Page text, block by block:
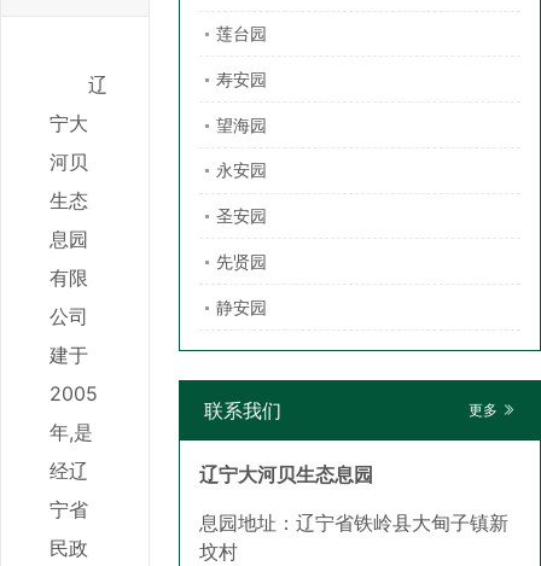
辽
宁大
河贝
生态
息园
有限
公司
建于
2005
年,是
经辽
宁省
民政
莲台园
寿安园
望海园
永安园
圣安园
先贤园
静安园
联系我们 更多
辽宁大河贝生态息园
息园地址：辽宁省铁岭县大甸子镇新
坟村